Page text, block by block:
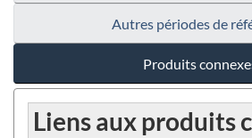
Autres périodes de
Produits
Liens aux produits